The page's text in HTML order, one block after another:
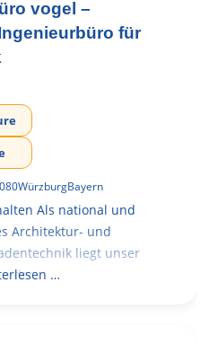
vogel –
für
WürzburgBayern
Als national und
Architektur- und
liegt unser
der
…